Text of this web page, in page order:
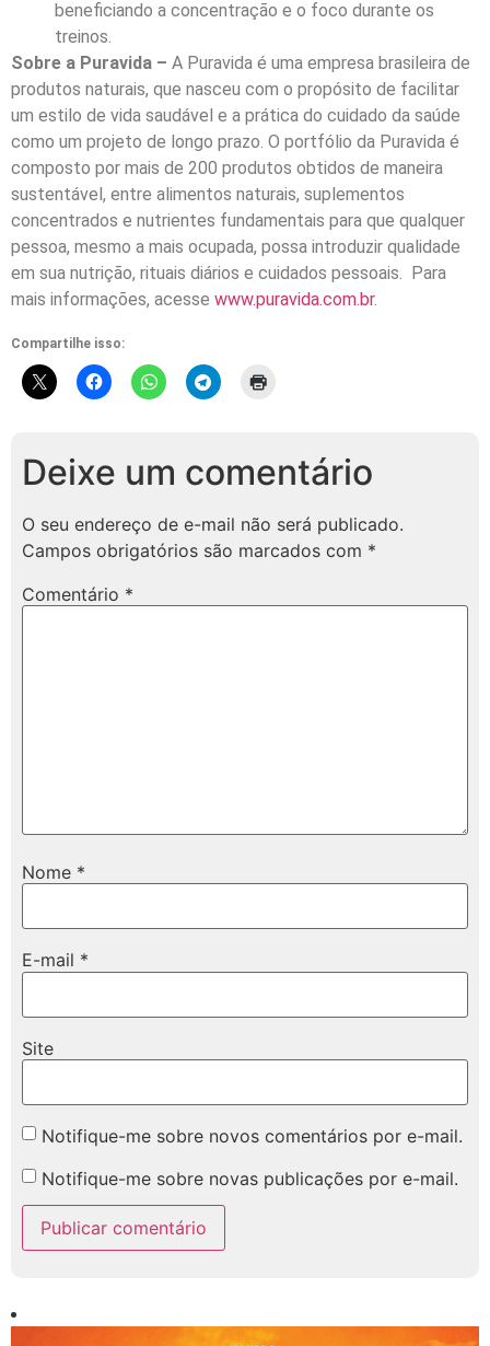
beneficiando a concentração e o foco durante os
treinos.
Sobre a Puravida – A Puravida é uma empresa brasileira de
produtos naturais, que nasceu com o propósito de facilitar
um estilo de vida saudável e a prática do cuidado da saúde
como um projeto de longo prazo. O portfólio da Puravida é
composto por mais de 200 produtos obtidos de maneira
sustentável, entre alimentos naturais, suplementos
concentrados e nutrientes fundamentais para que qualquer
pessoa, mesmo a mais ocupada, possa introduzir qualidade
em sua nutrição, rituais diários e cuidados pessoais. Para
mais informações, acesse www.puravida.com.br.
Compartilhe isso:
Deixe um comentário
O seu endereço de e-mail não será publicado.
Campos obrigatórios são marcados com *
Comentário *
Nome *
E-mail *
Site
Notifique-me sobre novos comentários por e-mail.
Notifique-me sobre novas publicações por e-mail.